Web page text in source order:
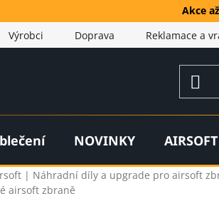
Akce
Výrobci Doprava Reklamace a
NOVINKY AIRSOFT
| Náhradní díly a upgrade pro airsoft
airsoft zbraně